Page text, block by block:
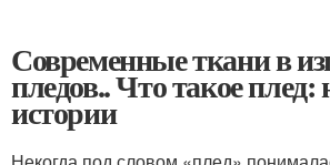
Современные ткани в
пледов.. Что такое плед:
истории